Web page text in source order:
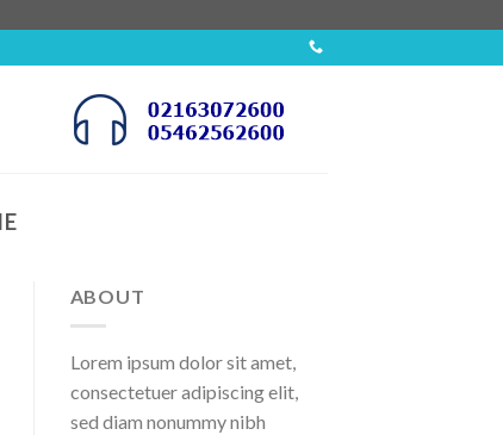
ABOUT
Lorem ipsum dolor sit amet,
consectetuer adipiscing elit,
sed diam nonummy nibh